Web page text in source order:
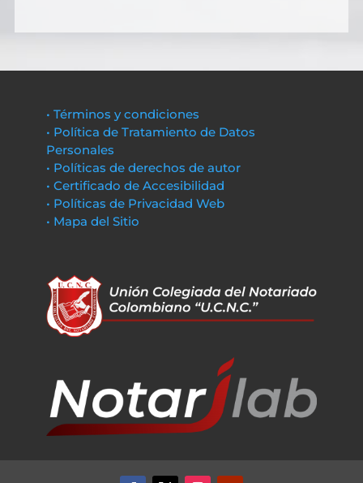
• Términos y condiciones
• Política de Tratamiento de Datos
Personales
• Políticas de derechos de autor
• Certificado de Accesibilidad
• Políticas de Privacidad Web
• Mapa del Sitio